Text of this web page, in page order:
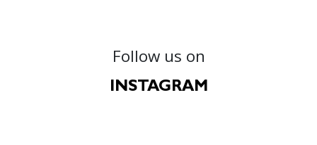
Follow us on
INSTAGRAM